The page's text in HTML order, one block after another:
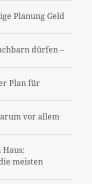
Planung Geld
dürfen –
Plan für
vor allem
meisten